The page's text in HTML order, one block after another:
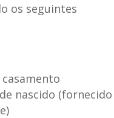
os seguintes
nascido